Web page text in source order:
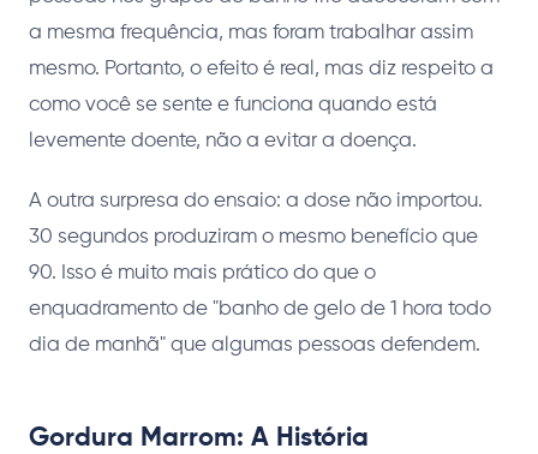
a mesma frequência, mas foram trabalhar assim
mesmo. Portanto, o efeito é real, mas diz respeito a
como você se sente e funciona quando está
levemente doente, não a evitar a doença.
A outra surpresa do ensaio: a dose não importou.
30 segundos produziram o mesmo benefício que
90. Isso é muito mais prático do que o
enquadramento de "banho de gelo de 1 hora todo
dia de manhã" que algumas pessoas defendem.
Gordura Marrom: A História